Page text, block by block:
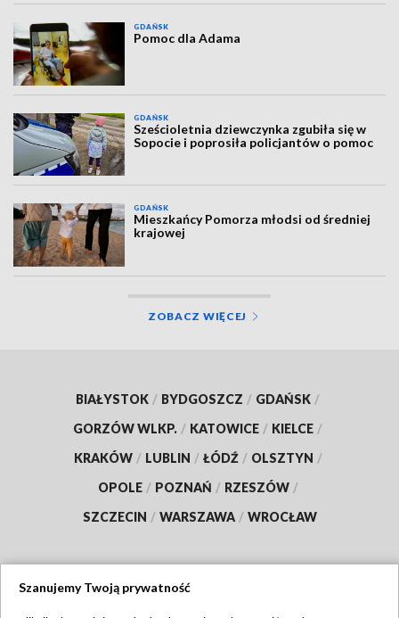
GDAŃSK
Pomoc dla Adama
GDAŃSK
Sześcioletnia dziewczynka zgubiła się w
Sopocie i poprosiła policjantów o pomoc
GDAŃSK
Mieszkańcy Pomorza młodsi od średniej
krajowej
ZOBACZ WIĘCEJ
BIAŁYSTOK / BYDGOSZCZ / GDAŃSK /
GORZÓW WLKP. / KATOWICE / KIELCE /
KRAKÓW / LUBLIN / ŁÓDŹ / OLSZTYN /
OPOLE / POZNAŃ / RZESZÓW /
SZCZECIN / WARSZAWA / WROCŁAW
Szanujemy Twoją prywatność